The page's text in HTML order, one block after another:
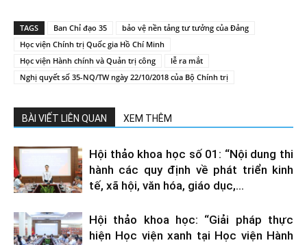
TAGS Ban Chỉ đạo 35
bảo vệ nền tảng tư tưởng của Đảng
Học viện Chính trị Quốc gia Hồ Chí Minh
Học viện Hành chính và Quản trị công
lễ ra mắt
Nghị quyết số 35-NQ/TW ngày 22/10/2018 của Bộ Chính trị
BÀI VIẾT LIÊN QUAN XEM THÊM
Hội thảo khoa học số 01: “Nội dung thi
hành các quy định về phát triển kinh
tế, xã hội, văn hóa, giáo dục,...
Hội thảo khoa học: “Giải pháp thực
hiện Học viện xanh tại Học viện Hành